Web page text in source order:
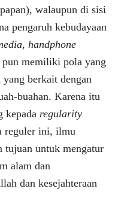
walaupun di sisi
pengaruh kebudayaan
, handphone
memiliki pola yang
berkait dengan
buahan. Karena itu
kepada regularity
reguler ini, ilmu
tujuan untuk mengatur
alam dan
dan kesejahteraan